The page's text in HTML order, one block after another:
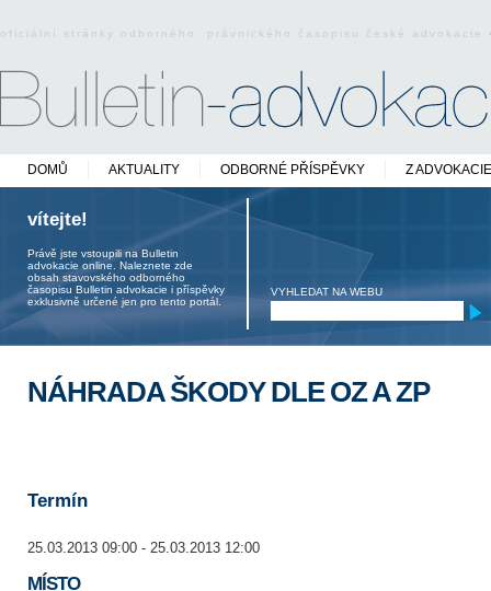
oficiální stránky odborného právnického časopisu české
DOMŮ AKTUALITY ODBORNÉ PŘÍSPĚVKY Z ADVOKACIE
vítejte!
Právě jste vstoupili na Bulletin
advokacie online. Naleznete zde
obsah stavovského odborného
časopisu Bulletin advokacie i příspěvky
exklusivně určené jen pro tento portál.
VYHLEDAT NA WEBU
NÁHRADA ŠKODY DLE OZ A ZP
Termín
25.03.2013 09:00 - 25.03.2013 12:00
MÍSTO